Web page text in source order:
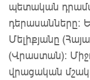
պետական
դերասանները։
Մելիքյանը
(Վրաստան):
վրացական